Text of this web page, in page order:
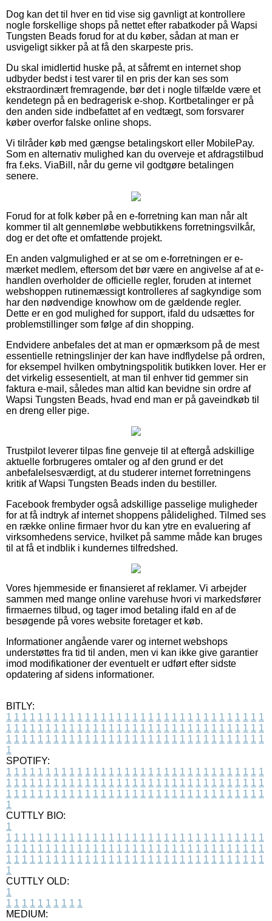
Dog kan det til hver en tid vise sig gavnligt at kontrollere
nogle forskellige shops på nettet efter rabatkoder på Wapsi
Tungsten Beads forud for at du køber, sådan at man er
usvigeligt sikker på at få den skarpeste pris.
Du skal imidlertid huske på, at såfremt en internet shop
udbyder bedst i test varer til en pris der kan ses som
ekstraordinært fremragende, bør det i nogle tilfælde være et
kendetegn på en bedragerisk e-shop. Kortbetalinger er på
den anden side indbefattet af en vedtægt, som forsvarer
køber overfor falske online shops.
Vi tilråder køb med gængse betalingskort eller MobilePay.
Som en alternativ mulighed kan du overveje et afdragstilbud
fra f.eks. ViaBill, når du gerne vil godtgøre betalingen
senere.
Forud for at folk køber på en e-forretning kan man når alt
kommer til alt gennemløbe webbutikkens forretningsvilkår,
dog er det ofte et omfattende projekt.
En anden valgmulighed er at se om e-forretningen er e-
mærket medlem, eftersom det bør være en angivelse af at e-
handlen overholder de officielle regler, foruden at internet
webshoppen rutinemæssigt kontrolleres af sagkyndige som
har den nødvendige knowhow om de gældende regler.
Dette er en god mulighed for support, ifald du udsættes for
problemstillinger som følge af din shopping.
Endvidere anbefales det at man er opmærksom på de mest
essentielle retningslinjer der kan have indflydelse på ordren,
for eksempel hvilken ombytningspolitik butikken lover. Her er
det virkelig essesentielt, at man til enhver tid gemmer sin
faktura e-mail, således man altid kan bevidne sin ordre af
Wapsi Tungsten Beads, hvad end man er på gaveindkøb til
en dreng eller pige.
Trustpilot leverer tilpas fine genveje til at eftergå adskillige
aktuelle forbrugeres omtaler og af den grund er det
anbefalelsesværdigt, at du studerer internet forretningens
kritik af Wapsi Tungsten Beads inden du bestiller.
Facebook frembyder også adskillige passelige muligheder
for at få indtryk af internet shoppens pålidelighed. Tilmed ses
en række online firmaer hvor du kan ytre en evaluering af
virksomhedens service, hvilket på samme måde kan bruges
til at få et indblik i kundernes tilfredshed.
Vores hjemmeside er finansieret af reklamer. Vi arbejder
sammen med mange online varehuse hvori vi markedsfører
firmaernes tilbud, og tager imod betaling ifald en af de
besøgende på vores website foretager et køb.
Informationer angående varer og internet webshops
understøttes fra tid til anden, men vi kan ikke give garantier
imod modifikationer der eventuelt er udført efter sidste
opdatering af sidens informationer.
BITLY:
1 1 1 1 1 1 1 1 1 1 1 1 1 1 1 1 1 1 1 1 1 1 1 1 1 1 1 1 1 1 1 1 1
1 1 1 1 1 1 1 1 1 1 1 1 1 1 1 1 1 1 1 1 1 1 1 1 1 1 1 1 1 1 1 1 1
1 1 1 1 1 1 1 1 1 1 1 1 1 1 1 1 1 1 1 1 1 1 1 1 1 1 1 1 1 1 1 1 1
1
SPOTIFY:
1 1 1 1 1 1 1 1 1 1 1 1 1 1 1 1 1 1 1 1 1 1 1 1 1 1 1 1 1 1 1 1 1
1 1 1 1 1 1 1 1 1 1 1 1 1 1 1 1 1 1 1 1 1 1 1 1 1 1 1 1 1 1 1 1 1
1 1 1 1 1 1 1 1 1 1 1 1 1 1 1 1 1 1 1 1 1 1 1 1 1 1 1 1 1 1 1 1 1
1
CUTTLY BIO:
1
1 1 1 1 1 1 1 1 1 1 1 1 1 1 1 1 1 1 1 1 1 1 1 1 1 1 1 1 1 1 1 1 1
1 1 1 1 1 1 1 1 1 1 1 1 1 1 1 1 1 1 1 1 1 1 1 1 1 1 1 1 1 1 1 1 1
1 1 1 1 1 1 1 1 1 1 1 1 1 1 1 1 1 1 1 1 1 1 1 1 1 1 1 1 1 1 1 1 1
1
CUTTLY OLD:
1
1 1 1 1 1 1 1 1 1 1
MEDIUM: